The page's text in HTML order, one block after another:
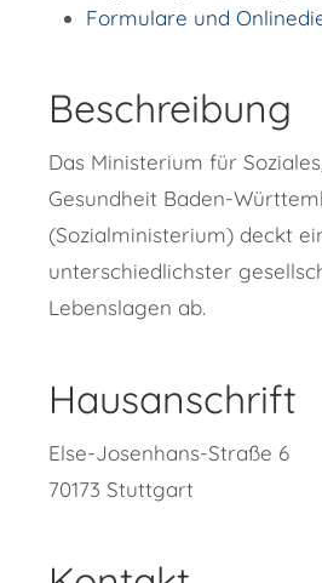
Formulare und
Beschreibung
Das Ministerium für
Gesundheit Baden-
(Sozialministerium) deckt
unterschiedlichster
Lebenslagen ab.
Hausanschrift
Else-Josenhans-Straße 6
70173 Stuttgart